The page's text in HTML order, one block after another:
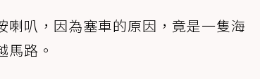
叭，因為塞車的原因，竟是一隻海
路。